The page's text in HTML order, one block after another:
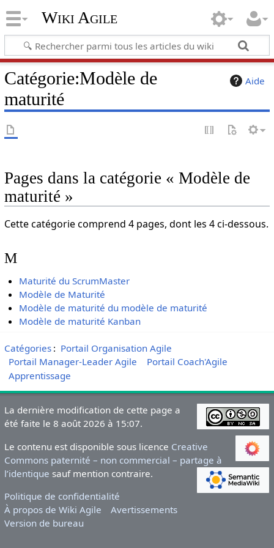
Wiki Agile
Aide
Catégorie:Modèle de
maturité
Pages dans la catégorie « Modèle de
maturité »
Cette catégorie comprend 4 pages, dont les 4 ci-dessous.
M
Maturité du ScrumMaster
Modèle de Maturité
Modèle de maturité du modèle de maturité
Modèle de maturité Kanban
Catégories: Portail Organisation Agile
Portail Manager-Leader Agile
Portail Coach'Agile
Apprentissage
La dernière modification de cette page a
été faite le 8 août 2026 à 15:07.
Le contenu est disponible sous licence Creative
Commons paternité – non commercial – partage à
l’identique sauf mention contraire.
Politique de confidentialité
À propos de Wiki Agile
Avertissements
Version de bureau